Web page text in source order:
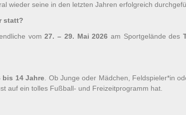
wieder seine in den letzten Jahren erfolgreich
statt?
vom27. – 29. Mai 2026 am Sportgelände des
bis 14 Jahre . Ob Junge oder Mädchen, Feldspieler*in
auf ein tolles Fußball- und Freizeitprogramm hat.